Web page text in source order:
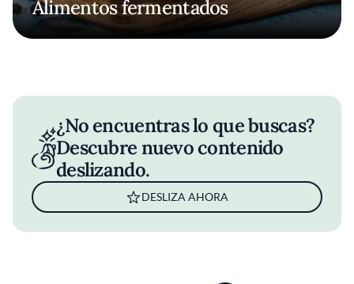
Alimentos fermentados
¿No encuentras lo que buscas?
Descubre nuevo contenido
deslizando.
DESLIZA AHORA